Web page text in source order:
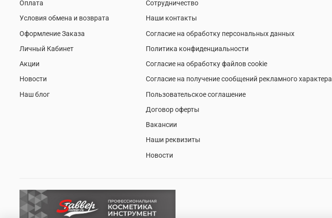
Оплата
Условия обмена и возврата
Оформление Заказа
Личный Кабинет
Акции
Новости
Наш блог
Сотрудничество
Наши контакты
Согласие на обработку персональных данных
Политика конфиденциальности
Согласие на обработку файлов cookie
Согласие на получение сообщений рекламного характера
Пользовательское соглашение
Договор оферты
Вакансии
Наши реквизиты
Новости